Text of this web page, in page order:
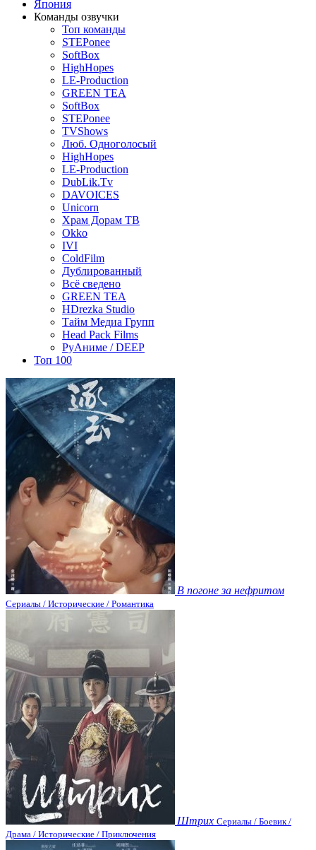
Япония
Команды озвучки
Топ команды
STEPonee
SoftBox
HighHopes
LE-Production
GREEN TEA
SoftBox
STEPonee
TVShows
Люб. Одноголосый
HighHopes
LE-Production
DubLik.Tv
DAVOICES
Unicorn
Храм Дорам ТВ
Okko
IVI
ColdFilm
Дублированный
Всё сведено
GREEN TEA
HDrezka Studio
Тайм Медиа Групп
Head Pack Films
РуАниме / DEEP
Топ 100
В погоне за нефритом
Сериалы / Исторические / Романтика
Штрих Сериалы / Боевик /
Драма / Исторические / Приключения